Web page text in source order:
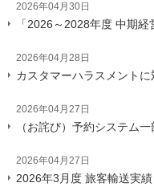
2026年04月30日
「2026～2028年度 中期
2026年04月28日
カスタマーハラスメント
2026年04月27日
（お詫び）予約システム
2026年04月27日
2026年3月度 旅客輸送実